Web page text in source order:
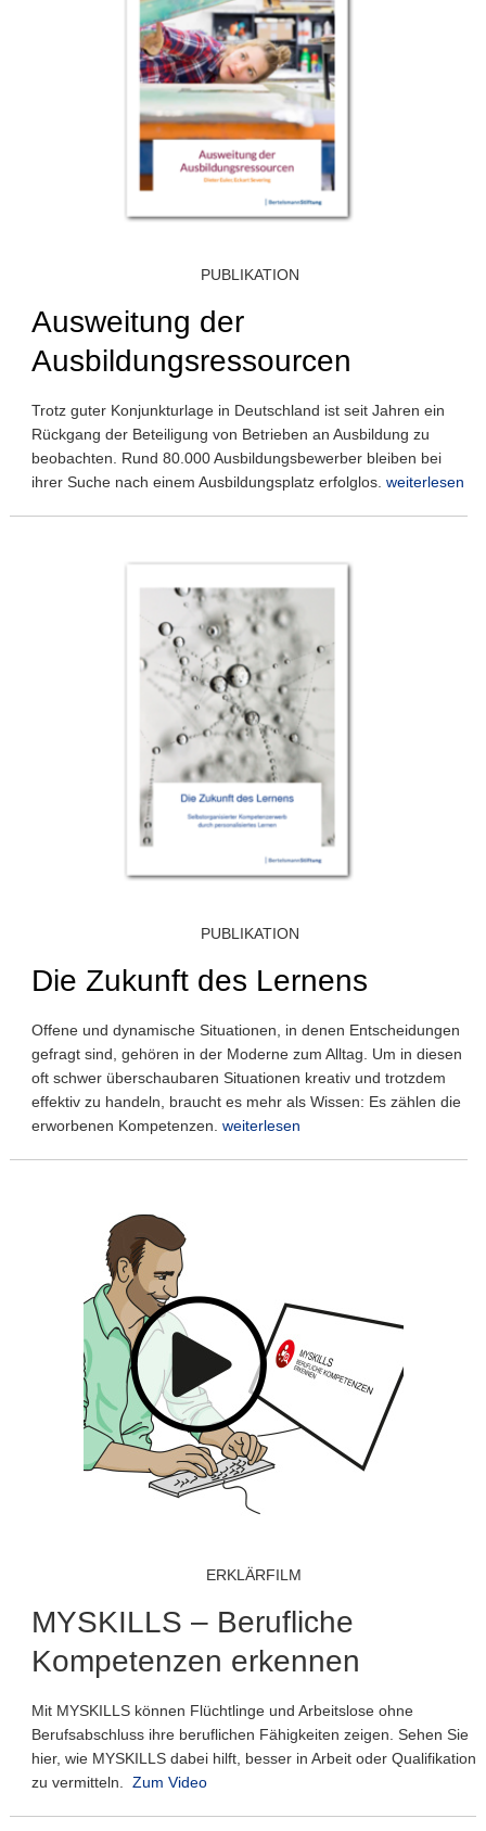
PUBLIKATION
Ausweitung der
Ausbildungsressourcen
Trotz guter Konjunkturlage in Deutschland ist seit Jahren ein
Rückgang der Beteiligung von Betrieben an Ausbildung zu
beobachten. Rund 80.000 Ausbildungsbewerber bleiben bei
ihrer Suche nach einem Ausbildungsplatz erfolglos. weiterlesen
PUBLIKATION
Die Zukunft des Lernens
Offene und dynamische Situationen, in denen Entscheidungen
gefragt sind, gehören in der Moderne zum Alltag. Um in diesen
oft schwer überschaubaren Situationen kreativ und trotzdem
effektiv zu handeln, braucht es mehr als Wissen: Es zählen die
erworbenen Kompetenzen. weiterlesen
ERKLÄRFILM
MYSKILLS – Berufliche
Kompetenzen erkennen
Mit MYSKILLS können Flüchtlinge und Arbeitslose ohne
Berufsabschluss ihre beruflichen Fähigkeiten zeigen. Sehen Sie
hier, wie MYSKILLS dabei hilft, besser in Arbeit oder Qualifikation
zu vermitteln. Zum Video